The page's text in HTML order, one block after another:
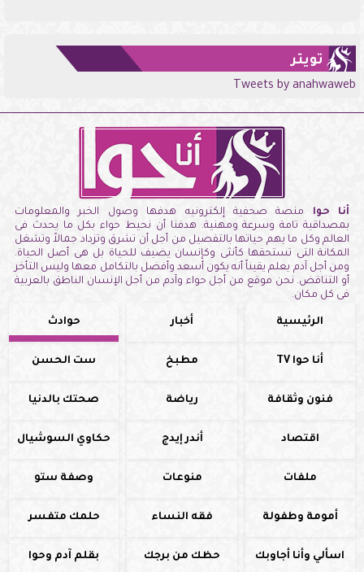
تويتر
Tweets by anahwaweb
أنا حوا منصة صحفية إلكترونيه هدفها وصول الخبر والمعلومات
بمصداقية تامة وسرعة ومهنية. هدفنا أن نحيط حواء بكل ما يحدث فى
العالم وكل ما يهم حياتها بالتفصيل من أجل أن تشرق وتزداد جمالاً وتشغل
المكانة التى تستحقها كأنثى وكإنسان يضيف للحياة بل هى أصل الحياة.
ومن أجل آدم يعلم يقيناً أنه يكون أسعد وأفضل بالتكامل معها وليس التأخر
أو التناقض. نحن موقع من أجل حواء وآدم من أجل الإنسان الناطق بالعربية
فى كل مكان.
الرئيسية أخبار حوادث
أنا حوا TV مطبخ ست الحسن
فنون وثقافة رياضة صحتك بالدنيا
اقتصاد أندر إيدج حكاوي السوشيال
ملفات منوعات وصفة ستو
أمومة وطفولة فقه النساء حلمك متفسر
اسألي وأنا أجاوبك حظك من برجك بقلم آدم وحوا